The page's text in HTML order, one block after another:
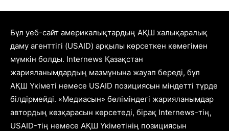
Бұл уеб-сайт америкалықтардың АҚШ халықаралық
даму агенттігі (USAID) арқылы көрсеткен көмегімен
мүмкін болды. Internews Қазақстан
жарияланымдардың мазмұнына жауап береді, бұл
АҚШ Үкіметі немесе USAID позициясын міндетті түрде
білдірмейді. «Медиасын» бөліміндегі жарияланымдар
автордың көзқарасын көрсетеді, бірақ Internews-тің,
USAID-тің немесе АҚШ Үкіметінің позициясын